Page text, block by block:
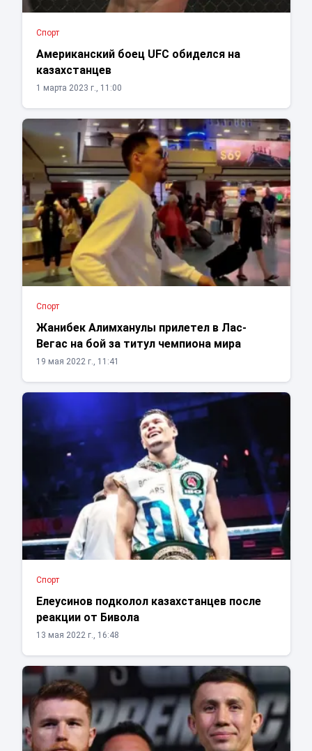
Спорт
Американский боец UFC обиделся на
казахстанцев
1 марта 2023 г., 11:00
Спорт
Жанибек Алимханулы прилетел в Лас-
Вегас на бой за титул чемпиона мира
19 мая 2022 г., 11:41
Спорт
Елеусинов подколол казахстанцев после
реакции от Бивола
13 мая 2022 г., 16:48